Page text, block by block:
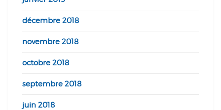
décembre 2018
novembre 2018
octobre 2018
septembre 2018
juin 2018